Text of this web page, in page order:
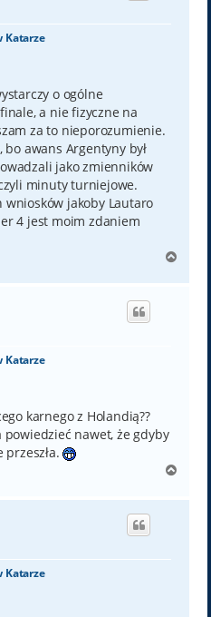
Katarze
o ogólne
a nie fizyczne na
za to nieporozumienie.
bo awans Argentyny był
jako zmienników
minuty turniejowe.
wniosków jakoby Lautaro
4 jest moim zdaniem
g
Katarze
karnego z Holandią??
nawet, że gdyby
przeszła.
g
Katarze